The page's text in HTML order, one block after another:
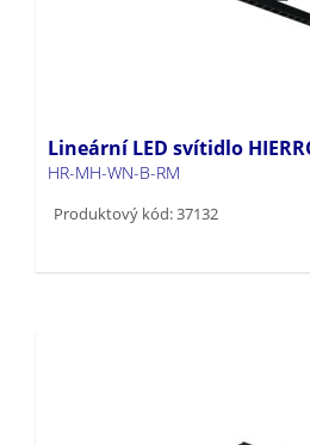
Lineární LED svítidlo
HR-MH-WN-B-RM
Produktový kód: 37132